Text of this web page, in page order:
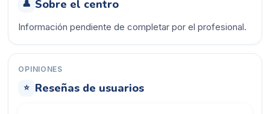
👤 Sobre el centro
Información pendiente de completar por el profesional.
OPINIONES
⭐ Reseñas de usuarios